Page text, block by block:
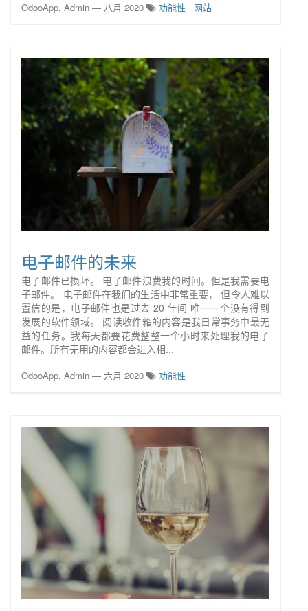
OdooApp, Admin — 八月 2020 功能性 网站
电子邮件的未来
电子邮件已损坏。 电子邮件浪费我的时间。但是我需要电
子邮件。 电子邮件在我们的生活中非常重要， 但令人难以
置信的是，电子邮件也是过去 20 年间 唯一一个没有得到
发展的软件领域。 阅读收件箱的内容是我日常事务中最无
益的任务。我每天都要花费整整一个小时来处理我的电子
邮件。所有无用的内容都会进入相...
OdooApp, Admin — 六月 2020 功能性